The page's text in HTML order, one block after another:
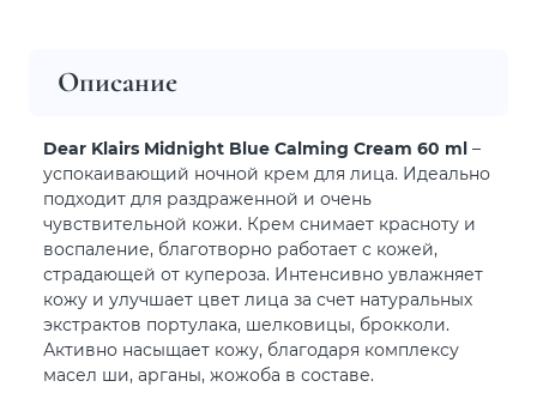
Описание
Dear Klairs Midnight Blue Calming Cream 60 ml –
успокаивающий ночной крем для лица. Идеально
подходит для раздраженной и очень
чувствительной кожи. Крем снимает красноту и
воспаление, благотворно работает с кожей,
страдающей от купероза. Интенсивно увлажняет
кожу и улучшает цвет лица за счет натуральных
экстрактов портулака, шелковицы, брокколи.
Активно насыщает кожу, благодаря комплексу
масел ши, арганы, жожоба в составе.